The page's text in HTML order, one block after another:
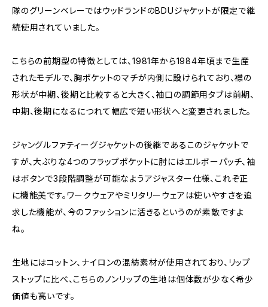
隊のグリーンベレーではウッドランドのBDUジャケットが限定で継
続使用されていました。
こちらの前期型の特徴としては、1981年から1984年頃まで生産
されたモデルで、胸ポケットのマチが内側に設けられており、襟の
形状が中期、後期と比較すると大きく、袖口の調節用タブは前期、
中期、後期になるにつれて幅広で短い形状へと変更されました。
ジャングルファティーグジャケットの後継であるこのジャケットで
すが、大ぶりな4つのフラップポケットに肘にはエルボーパッチ、袖
はボタンで3段階調整が可能なようアジャスター仕様、これぞ正
に機能美です。ワークウェアやミリタリーウェアは使いやすさを追
求した機能が、今のファッションに活きるというのが素敵ですよ
ね。
生地にはコットン、ナイロンの混紡素材が使用されており、リップ
ストップに比べ、こちらのノンリップの生地は個体数が少なく希少
価値も高いです。